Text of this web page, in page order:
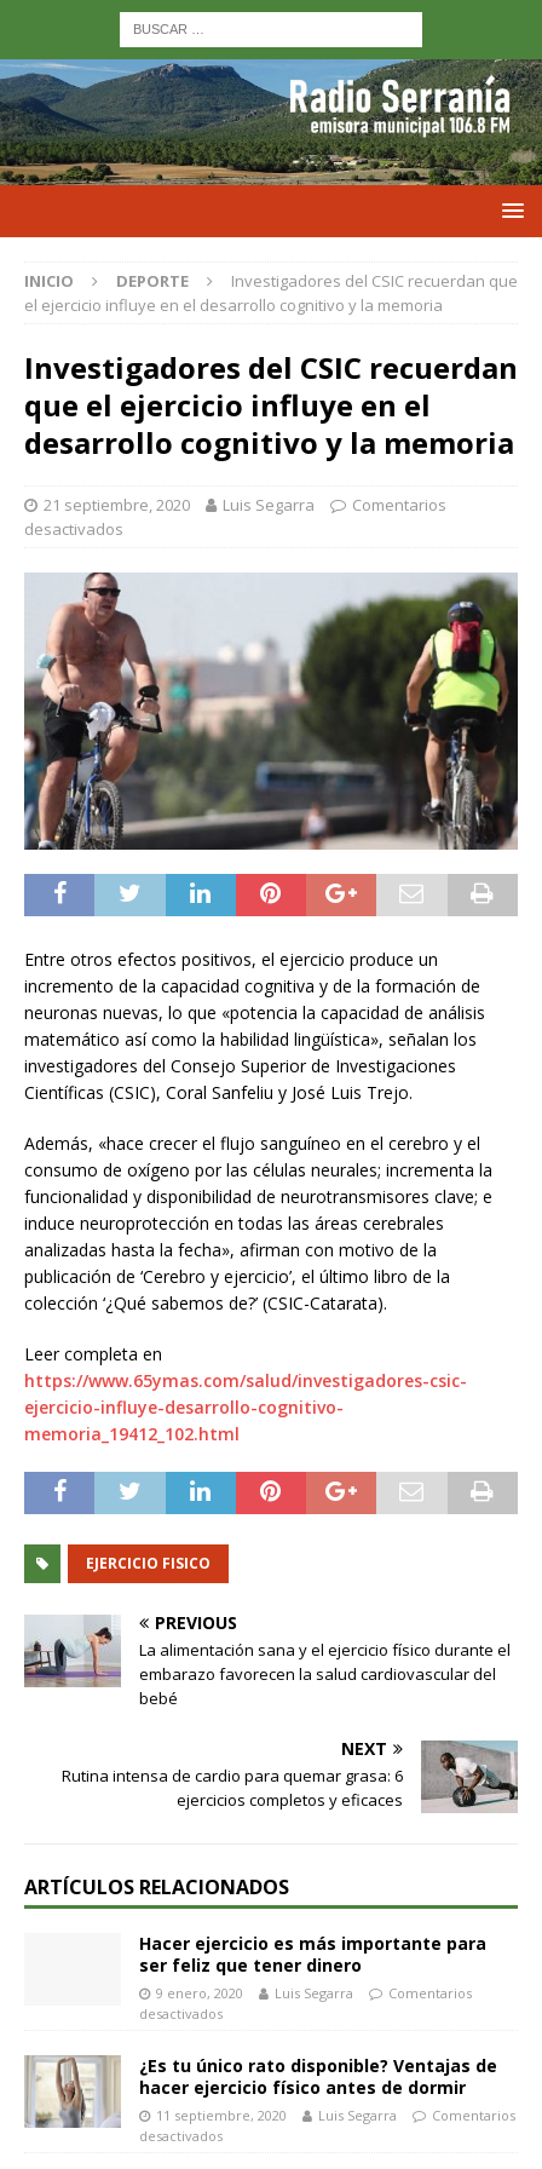
INICIO DEPORTE
Investigadores del CSIC recuerdan que
el ejercicio influye en el desarrollo cognitivo y la memoria
Investigadores del CSIC recuerdan
que el ejercicio influye en el
desarrollo cognitivo y la memoria
21 septiembre, 2020 Luis Segarra
Comentarios
desactivados
Entre otros efectos positivos, el ejercicio produce un
incremento de la capacidad cognitiva y de la formación de
neuronas nuevas, lo que «potencia la capacidad de análisis
matemático así como la habilidad lingüística», señalan los
investigadores del Consejo Superior de Investigaciones
Científicas (CSIC), Coral Sanfeliu y José Luis Trejo.
Además, «hace crecer el flujo sanguíneo en el cerebro y el
consumo de oxígeno por las células neurales; incrementa la
funcionalidad y disponibilidad de neurotransmisores clave; e
induce neuroprotección en todas las áreas cerebrales
analizadas hasta la fecha», afirman con motivo de la
publicación de ‘Cerebro y ejercicio’, el último libro de la
colección ‘¿Qué sabemos de?’ (CSIC-Catarata).
Leer completa en
https://www.65ymas.com/salud/investigadores-csic-
ejercicio-influye-desarrollo-cognitivo-
memoria_19412_102.html
EJERCICIO FISICO
PREVIOUS
La alimentación sana y el ejercicio físico durante el
embarazo favorecen la salud cardiovascular del
bebé
NEXT
Rutina intensa de cardio para quemar grasa: 6
ejercicios completos y eficaces
ARTÍCULOS RELACIONADOS
Hacer ejercicio es más importante para
ser feliz que tener dinero
9 enero, 2020 Luis Segarra
Comentarios
desactivados
¿Es tu único rato disponible? Ventajas de
hacer ejercicio físico antes de dormir
11 septiembre, 2020 Luis Segarra
Comentarios
desactivados